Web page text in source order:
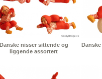
Danske nisser sittende og
liggende assortert